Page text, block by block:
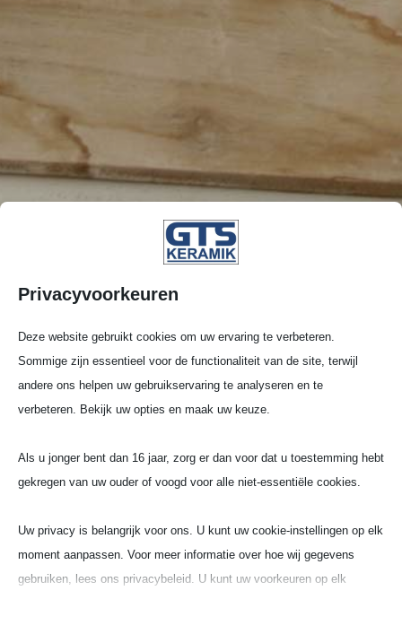
GTS Kera­mik
Made in Germany
Farma­cie en genees­
kunde
sector geldt GTS als een belang­rijke leve­ran­cier
van hoog­waar­dige produc­ten. Door de voort­
du­rend evolu­e­rende implan­taat­tech­no­lo­gie
Privacyvoorkeuren
Deze website gebruikt cookies om uw ervaring te verbeteren.
Sommige zijn essentieel voor de functionaliteit van de site, terwijl
andere ons helpen uw gebruikservaring te analyseren en te
verbeteren. Bekijk uw opties en maak uw keuze.
Als u jonger bent dan 16 jaar, zorg er dan voor dat u toestemming hebt
gekregen van uw ouder of voogd voor alle niet-essentiële cookies.
Uw privacy is belangrijk voor ons. U kunt uw cookie-instellingen op elk
moment aanpassen. Voor meer informatie over hoe wij gegevens
gebruiken, lees ons privacybeleid. U kunt uw voorkeuren op elk